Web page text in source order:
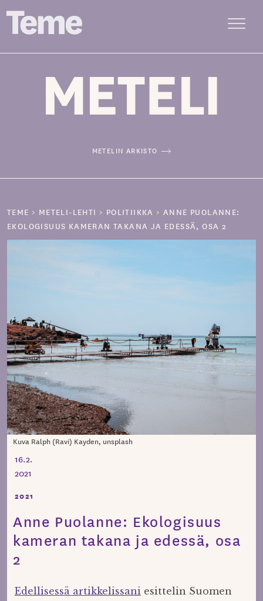
METELIN ARKISTO
TEME > METELI-LEHTI > POLITIIKKA >ANNE PUOLANNE:
EKOLOGISUUS KAMERAN TAKANA JA EDESSÄ, OSA 2
Kuva Ralph (Ravi) Kayden, unsplash
16.2.
2021
2021
Anne Puolanne: Ekologisuus
kameran takana ja edessä, osa
2
Edellisessä artikkelissani esittelin Suomen